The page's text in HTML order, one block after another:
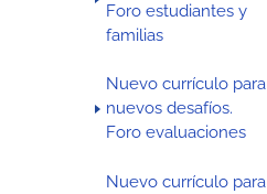
Foro estudiantes y
familias
Nuevo currículo para
nuevos desafíos.
Foro evaluaciones
Nuevo currículo para